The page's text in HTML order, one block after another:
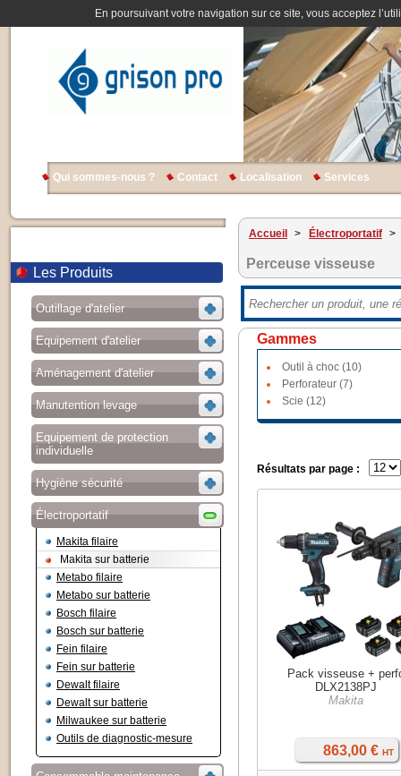
En poursuivant votre navigation sur ce site, vous acceptez
Qui sommes-nous ? Contact Localisation Services
Les Produits
Outillage d'atelier
Equipement d'atelier
Aménagement d'atelier
Manutention levage
Equipement de protection
individuelle
Hygiène sécurité
Électroportatif
Makita filaire
Makita sur batterie
Metabo filaire
Metabo sur batterie
Bosch filaire
Bosch sur batterie
Fein filaire
Fein sur batterie
Dewalt filaire
Dewalt sur batterie
Milwaukee sur batterie
Outils de diagnostic-mesure
Accueil > Électroportatif >
Perceuse visseuse
Gammes
Outil à choc (10)
Perforateur (7)
Scie (12)
Résultats par page :
Pack visseuse +
DLX2138PJ
Makita
863,00 € HT